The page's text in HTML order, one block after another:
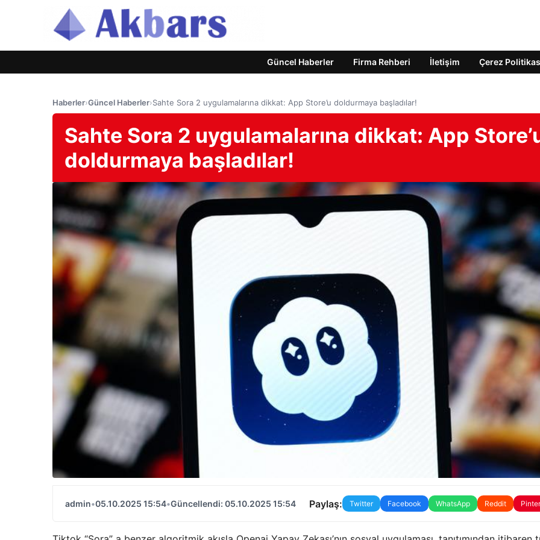
Güncel Haberler Firma Rehberi İletişim Çerez
Haberler›Güncel Haberler›Sahte Sora 2 uygulamalarına dikkat: App Store’u doldurmaya başladılar!
Sahte Sora 2 uygulamalarına dikkat: App
doldurmaya başladılar!
admin•05.10.2025 15:54•Güncellendi: 05.10.2025 15:54 Paylaş: Twitter Facebook WhatsApp Reddit